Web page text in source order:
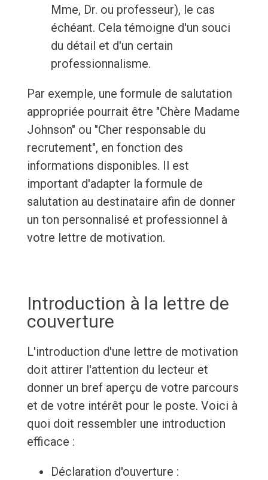
Mme, Dr. ou professeur), le cas
échéant. Cela témoigne d'un souci
du détail et d'un certain
professionnalisme.
Par exemple, une formule de salutation
appropriée pourrait être "Chère Madame
Johnson" ou "Cher responsable du
recrutement", en fonction des
informations disponibles. Il est
important d'adapter la formule de
salutation au destinataire afin de donner
un ton personnalisé et professionnel à
votre lettre de motivation.
Introduction à la lettre de
couverture
L'introduction d'une lettre de motivation
doit attirer l'attention du lecteur et
donner un bref aperçu de votre parcours
et de votre intérêt pour le poste. Voici à
quoi doit ressembler une introduction
efficace :
Déclaration d'ouverture :